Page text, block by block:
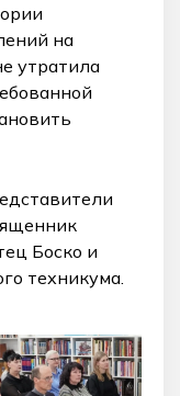
на
утратила
Боско и
техникума.